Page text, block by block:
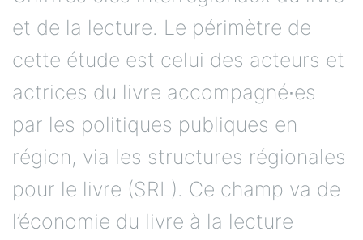
et de la lecture. Le périmètre de
cette étude est celui des acteurs et
actrices du livre accompagné∙es
par les politiques publiques en
région, via les structures régionales
pour le livre (SRL). Ce champ va de
l’économie du livre à la lecture